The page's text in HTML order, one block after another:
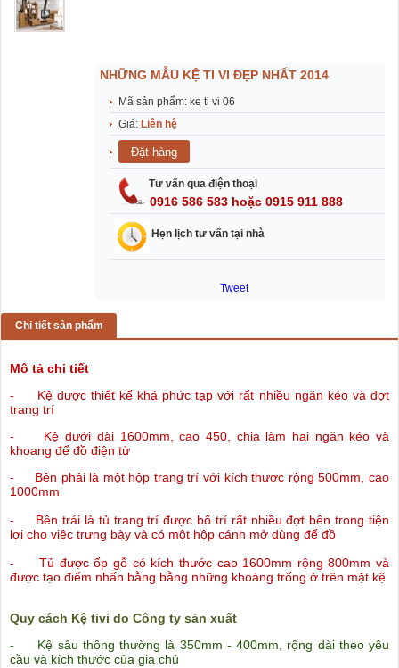
NHỮNG MẪU KỆ TI VI ĐẸP NHẤT 2014
Mã sản phẩm: ke ti vi 06
Giá: Liên hệ
Tư vấn qua điện thoại
0916 586 583 hoặc 0915 911 888
Hẹn lịch tư vấn tại nhà
Tweet
Chi tiết sản phẩm
Mô tả chi tiết
- Kệ được thiết kế khá phức tạp với rất nhiều ngăn kéo và đợt
trang trí
- Kệ dưới dài 1600mm, cao 450, chia làm hai ngăn kéo và
khoang để đồ điện tử
- Bên phải là một hộp trang trí với kích thươc rộng 500mm, cao
1000mm
- Bên trái là tủ trang trí được bố trí rất nhiều đợt bên trong tiện
lợi cho việc trưng bày và có một hộp cánh mở dùng để đồ
- Tủ được ốp gỗ có kích thước cao 1600mm rộng 800mm và
được tạo điểm nhấn bằng bằng những khoảng trống ở trên mặt kệ
Quy cách Kệ tivi do Công ty sản xuất
- Kệ sâu thông thường là 350mm - 400mm, rộng dài theo yêu
cầu và kích thước của gia chủ